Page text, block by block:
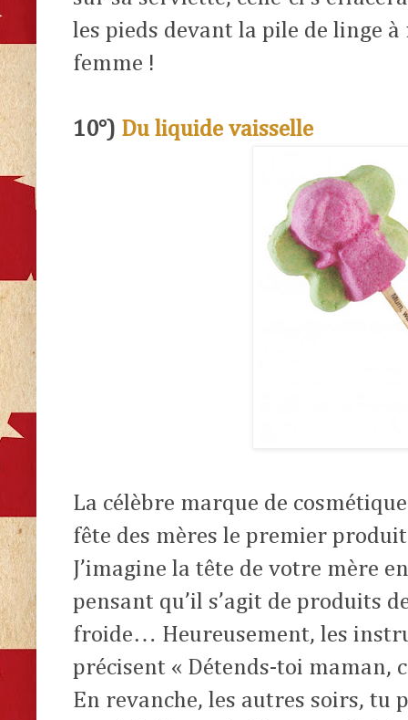
les pieds devant la pile de linge
femme !
10°) Du liquide vaisselle
La célèbre marque de
fête des mères le premier
J’imagine la tête de votre mère
pensant qu’il s’agit de produits
froide… Heureusement, les
précisent « Détends-toi maman,
En revanche, les autres soirs, tu